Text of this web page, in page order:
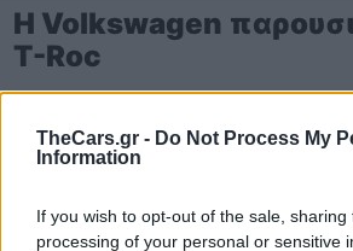
TheCars.gr - Do Not Process My
Information
If you wish to opt-out of the sale,
processing of your personal or sensitive
Η Volkswagen
T-Roc